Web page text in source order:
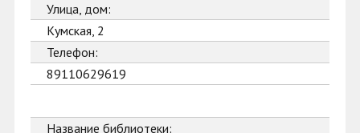
Улица, дом:
Кумская, 2
Телефон:
89110629619
Название библиотеки: